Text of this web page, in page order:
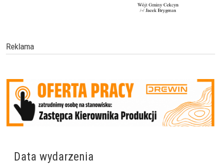
Reklama
Data wydarzenia